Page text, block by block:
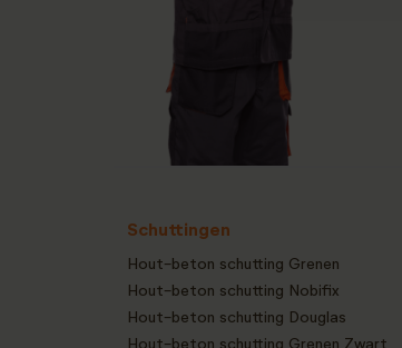
Schuttingen
Hout-beton schutting Grenen
Hout-beton schutting Nobifix
Hout-beton schutting Douglas
Hout-beton schutting Grenen Zwart